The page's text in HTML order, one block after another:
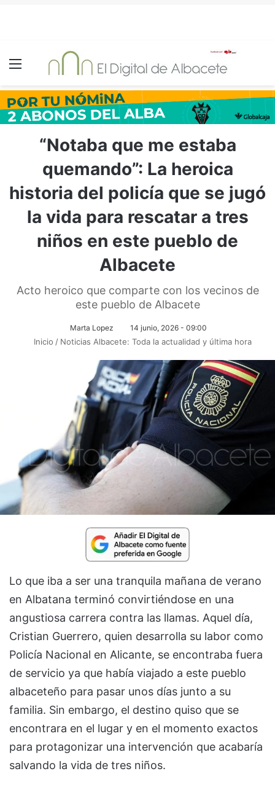
Menú
“Notaba que me estaba
quemando”: La heroica
historia del policía que se jugó
la vida para rescatar a tres
niños en este pueblo de
Albacete
Acto heroico que comparte con los vecinos de
este pueblo de Albacete
Marta Lopez 14 junio, 2026 - 09:00
Inicio / Noticias Albacete: Toda la actualidad y última hora
Lo que iba a ser una tranquila mañana de verano
en Albatana terminó convirtiéndose en una
angustiosa carrera contra las llamas. Aquel día,
Cristian Guerrero, quien desarrolla su labor como
Policía Nacional en Alicante, se encontraba fuera
de servicio ya que había viajado a este pueblo
albaceteño para pasar unos días junto a su
familia. Sin embargo, el destino quiso que se
encontrara en el lugar y en el momento exactos
para protagonizar una intervención que acabaría
salvando la vida de tres niños.